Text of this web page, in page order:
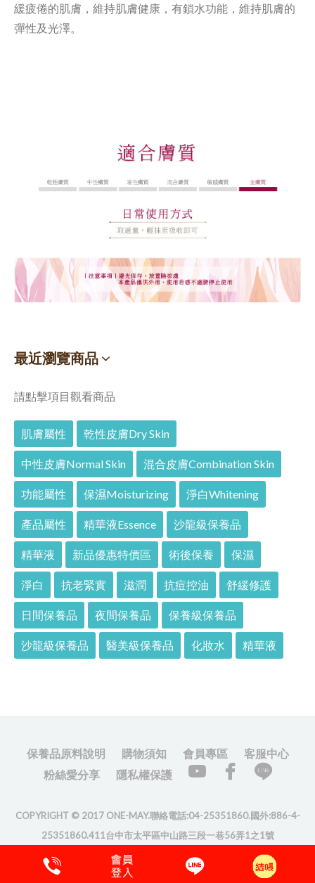
緩疲倦的肌膚，維持肌膚健康，有鎖水功能，維持肌膚的
彈性及光澤。
最近瀏覽商品
請點擊項目觀看商品
肌膚屬性 乾性皮膚Dry Skin
中性皮膚Normal Skin 混合皮膚Combination Skin
功能屬性 保濕Moisturizing 淨白Whitening
產品屬性 精華液Essence 沙龍級保養品
精華液 新品優惠特價區 術後保養 保濕
淨白 抗老緊實 滋潤 抗痘控油 舒緩修護
日間保養品 夜間保養品 保養級保養品
沙龍級保養品 醫美級保養品 化妝水 精華液
保養品原料說明 購物須知 會員專區
客服中心
粉絲愛分享
隱私權保護
COPYRIGHT © 2017 ONE-MAY.聯絡電話:04-25351860.國外:886-4-
25351860.411台中市太平區中山路三段一巷56弄1之1號